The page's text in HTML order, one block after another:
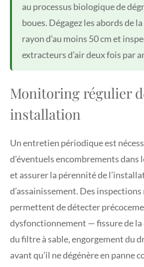
au processus biologique de
boues. Dégagez les abords de
rayon d’au moins 50 cm et
extracteurs d’air deux fois par
Monitoring régulier
installation
Un entretien périodique est
d’éventuels encombrements dans
et assurer la pérennité de
d’assainissement. Des
permettent de détecter
dysfonctionnement — fissure de la
du filtre à sable, engorgement du
avant qu’il ne dégénère en panne